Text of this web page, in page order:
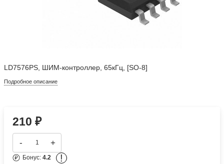
LD7576PS, ШИМ-контроллер, 65кГц, [SO-8]
Подробное описание
210₽
- +
Бонус:4.2 !